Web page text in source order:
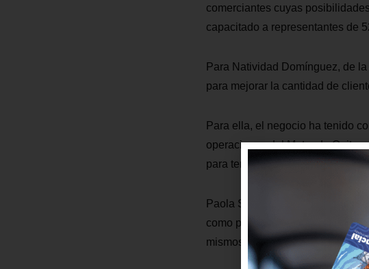
comerciantes cuyas
capacitado a representantes de
Para Natividad Domínguez, de
para mejorar la cantidad de
Para ella, el negocio ha tenido
operaciones del Metro de Quito
para tener más trabajo.
Paola Segovia, promotora
como parte del convenio de
mismos docentes los que